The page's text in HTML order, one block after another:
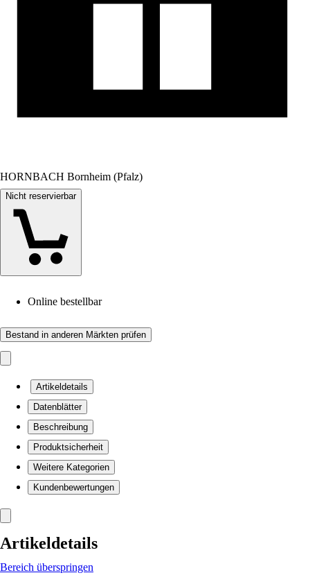
HORNBACH Bornheim (Pfalz)
Nicht reservierbar
Online bestellbar
Bestand in anderen Märkten prüfen
Artikeldetails
Datenblätter
Beschreibung
Produktsicherheit
Weitere Kategorien
Kundenbewertungen
Artikeldetails
Bereich überspringen